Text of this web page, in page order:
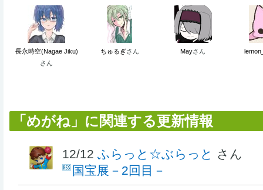
長永時空(Nagae Jiku)
さん
ちゅるぎさん Mayさん
「めがね」に関連する更新情報
12/12 ふらっと☆ぶらっと さん
国宝展－2回目－